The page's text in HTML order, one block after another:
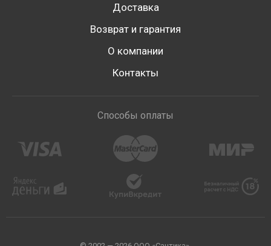
Доставка
Возврат и гарантия
О компании
Контакты
Способы оплаты